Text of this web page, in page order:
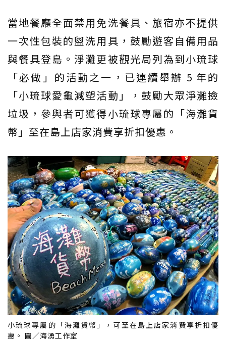
當地餐廳全面禁用免洗餐具、旅宿亦不提供
一次性包裝的盥洗用具，鼓勵遊客自備用品
與餐具登島。淨灘更被觀光局列為到小琉球
「必做」的活動之一，已連續舉辦 5 年的
「小琉球愛龜減塑活動」，鼓勵大眾淨灘撿
垃圾，參與者可獲得小琉球專屬的「海灘貨
幣」至在島上店家消費享折扣優惠。
小琉球專屬的「海灘貨幣」，可至在島上店家消費享折扣優
惠。 圖／海湧工作室